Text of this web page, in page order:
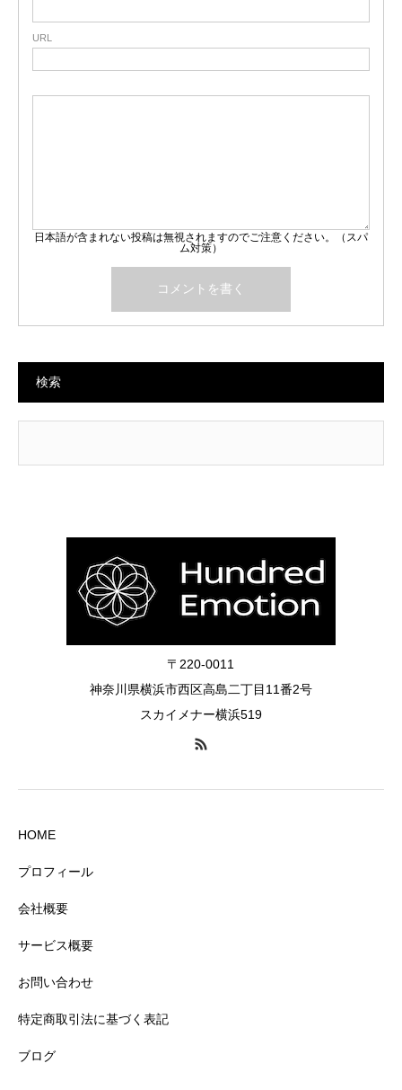
URL
日本語が含まれない投稿は無視されますのでご注意ください。（スパ
ム対策）
検索
〒220-0011
神奈川県横浜市西区高島二丁目11番2号
スカイメナー横浜519
HOME
プロフィール
会社概要
サービス概要
お問い合わせ
特定商取引法に基づく表記
ブログ